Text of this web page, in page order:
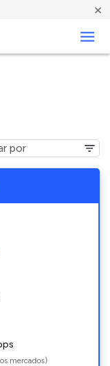
×
mercados)